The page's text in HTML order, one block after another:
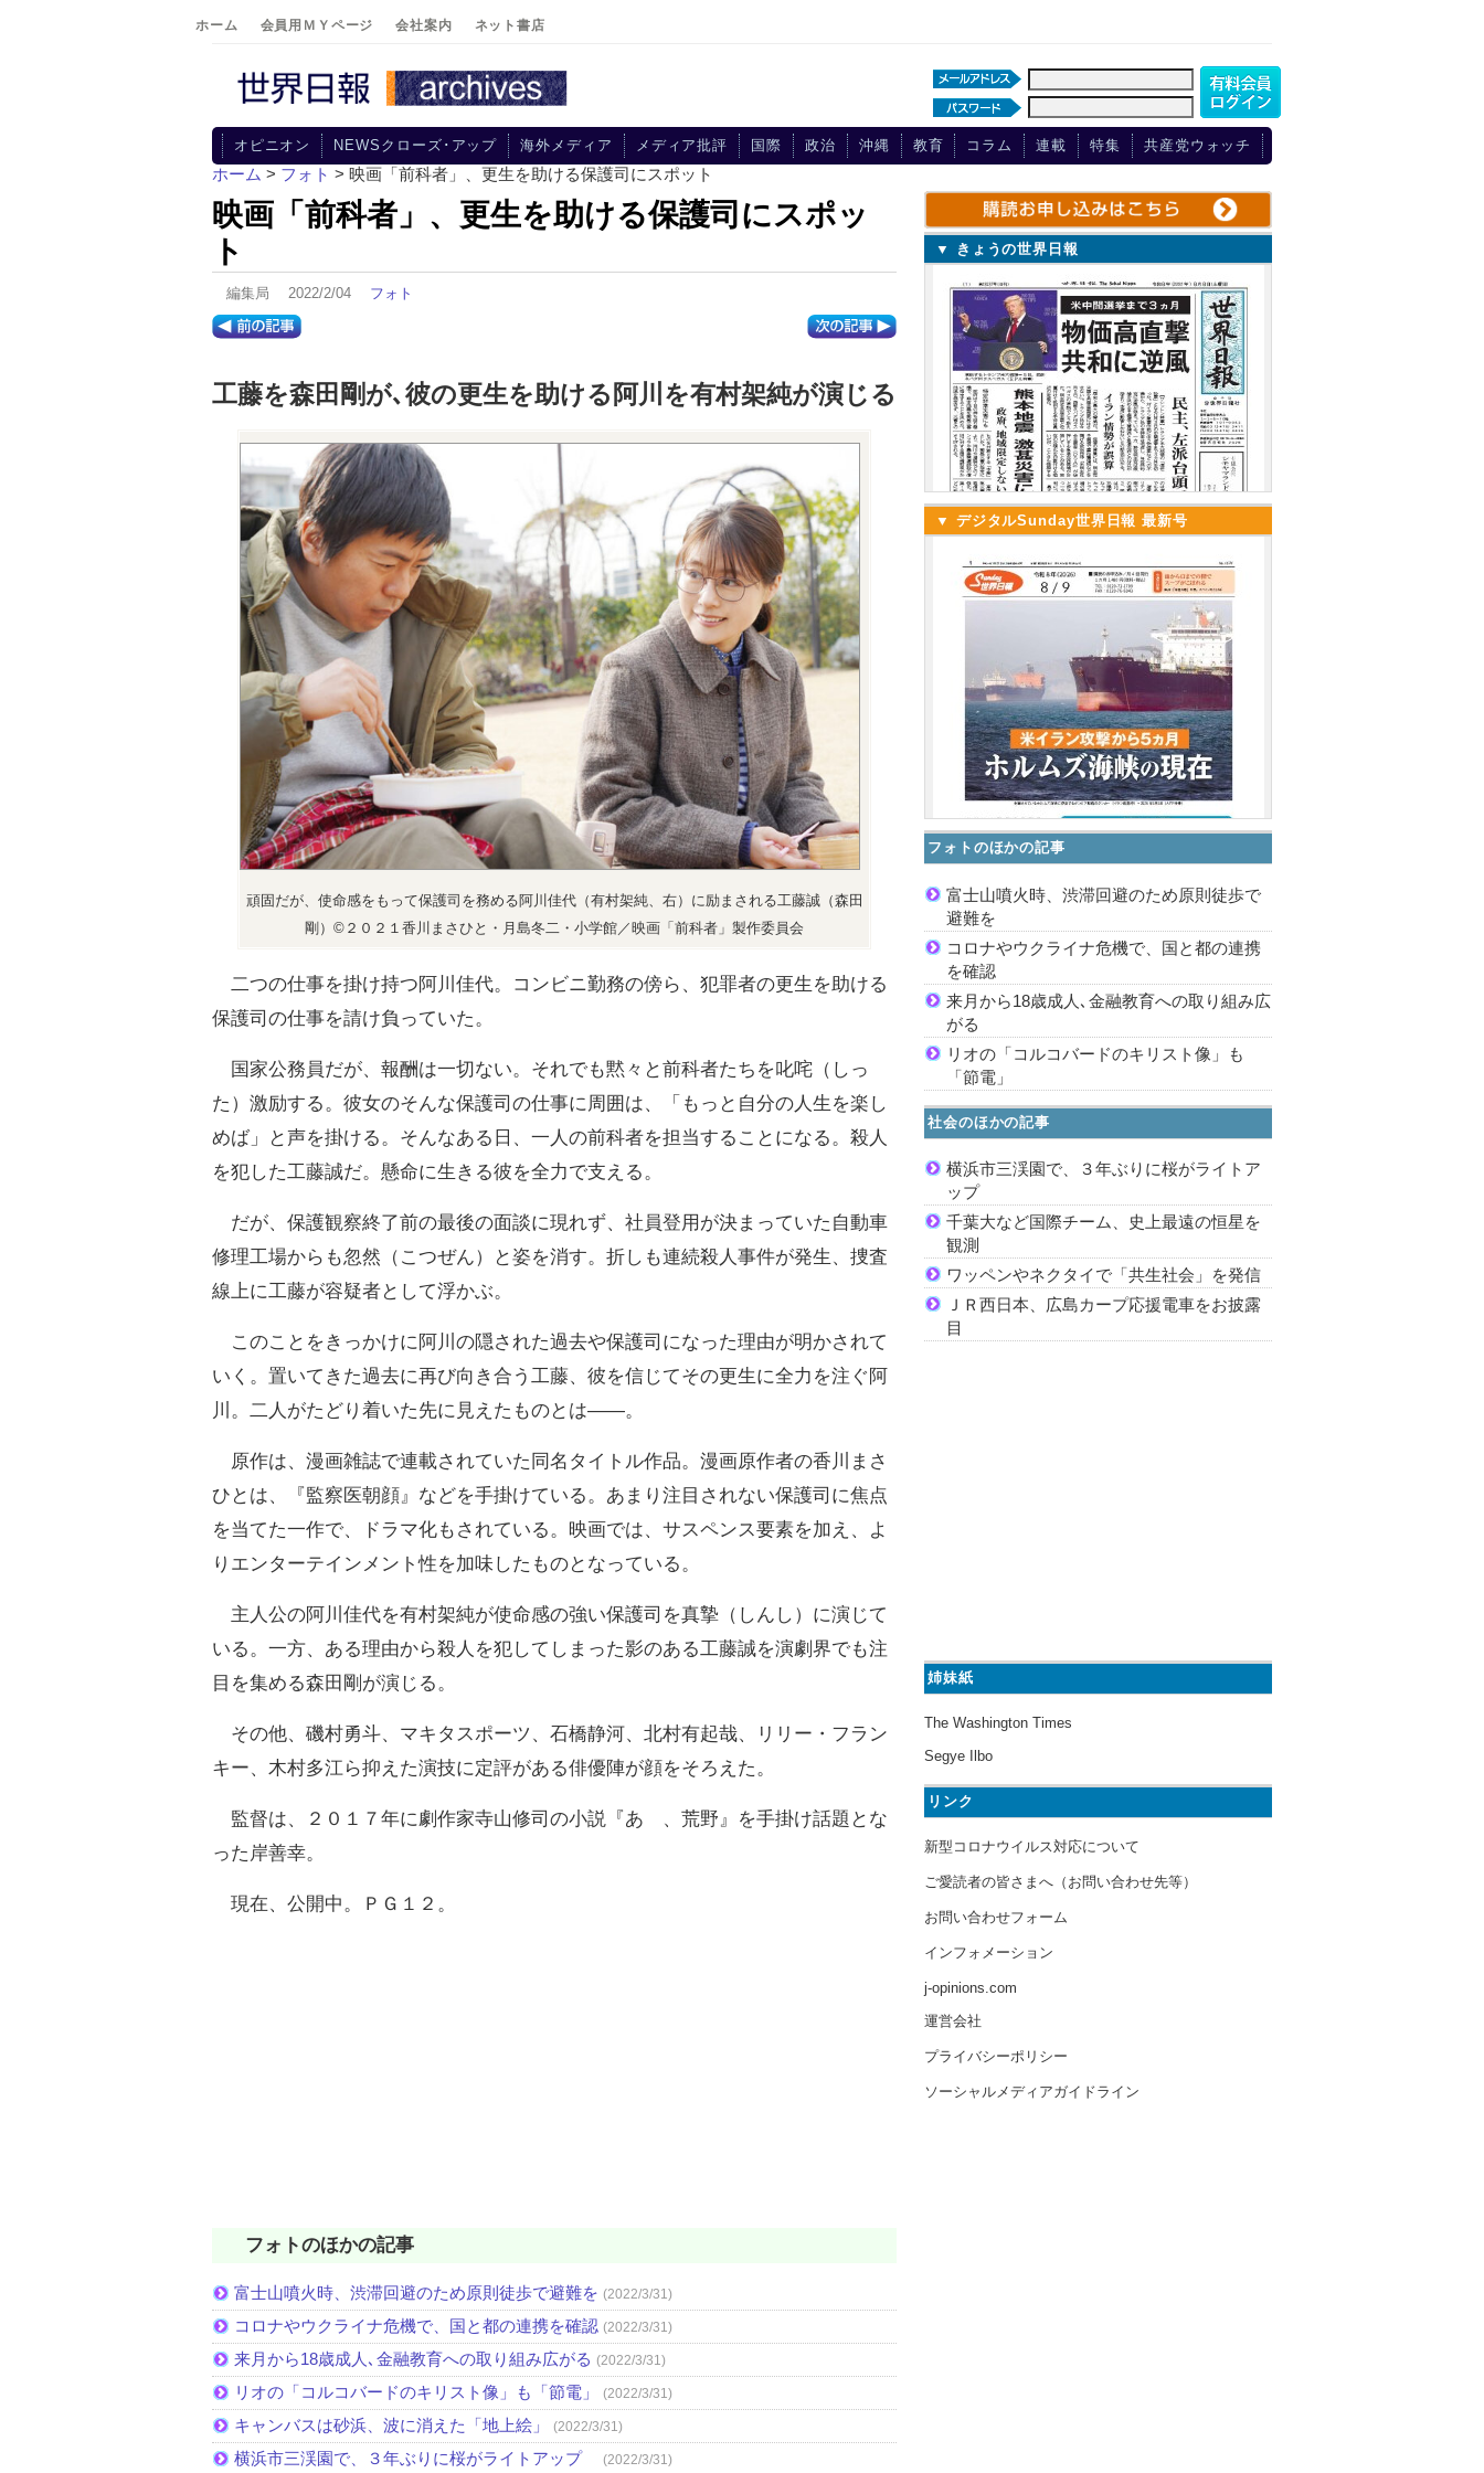
ホーム 会員用ＭＹページ 会社案内 ネット書店
オピニオン NEWSクローズ･アップ 海外メディア メディア批評 国際 政治 沖縄 教育 コラム 連載 特集 共産党ウォッチ
ホーム > フォト > 映画「前科者」、更生を助ける保護司にスポット
映画「前科者」、更生を助ける保護司にスポッ
ト
編集局 2022/2/04 フォト
工藤を森田剛が､彼の更生を助ける阿川を有村架純が演じる
頑固だが、使命感をもって保護司を務める阿川佳代（有村架純、右）に励まされる工藤誠（森田
剛）©２０２１香川まさひと・月島冬二・小学館／映画「前科者」製作委員会
二つの仕事を掛け持つ阿川佳代。コンビニ勤務の傍ら、犯罪者の更生を助ける
保護司の仕事を請け負っていた。
国家公務員だが、報酬は一切ない。それでも黙々と前科者たちを叱咤（しっ
た）激励する。彼女のそんな保護司の仕事に周囲は、「もっと自分の人生を楽し
めば」と声を掛ける。そんなある日、一人の前科者を担当することになる。殺人
を犯した工藤誠だ。懸命に生きる彼を全力で支える。
だが、保護観察終了前の最後の面談に現れず、社員登用が決まっていた自動車
修理工場からも忽然（こつぜん）と姿を消す。折しも連続殺人事件が発生、捜査
線上に工藤が容疑者として浮かぶ。
このことをきっかけに阿川の隠された過去や保護司になった理由が明かされて
いく。置いてきた過去に再び向き合う工藤、彼を信じてその更生に全力を注ぐ阿
川。二人がたどり着いた先に見えたものとは――。
原作は、漫画雑誌で連載されていた同名タイトル作品。漫画原作者の香川まさ
ひとは、『監察医朝顔』などを手掛けている。あまり注目されない保護司に焦点
を当てた一作で、ドラマ化もされている。映画では、サスペンス要素を加え、よ
りエンターテインメント性を加味したものとなっている。
主人公の阿川佳代を有村架純が使命感の強い保護司を真摯（しんし）に演じて
いる。一方、ある理由から殺人を犯してしまった影のある工藤誠を演劇界でも注
目を集める森田剛が演じる。
その他、磯村勇斗、マキタスポーツ、石橋静河、北村有起哉、リリー・フラン
キー、木村多江ら抑えた演技に定評がある俳優陣が顔をそろえた。
監督は、２０１７年に劇作家寺山修司の小説『あゝ、荒野』を手掛け話題とな
った岸善幸。
現在、公開中。ＰＧ１２。
フォトのほかの記事
富士山噴火時、渋滞回避のため原則徒歩で避難を (2022/3/31)
コロナやウクライナ危機で、国と都の連携を確認 (2022/3/31)
来月から18歳成人､金融教育への取り組み広がる (2022/3/31)
リオの「コルコバードのキリスト像」も「節電」 (2022/3/31)
キャンバスは砂浜、波に消えた「地上絵」 (2022/3/31)
横浜市三渓園で、３年ぶりに桜がライトアップ (2022/3/31)
▼ きょうの世界日報
▼ デジタルSunday世界日報 最新号
フォトのほかの記事
富士山噴火時、渋滞回避のため原則徒歩で
避難を
コロナやウクライナ危機で、国と都の連携
を確認
来月から18歳成人､金融教育への取り組み広
がる
リオの「コルコバードのキリスト像」も
「節電」
社会のほかの記事
横浜市三渓園で、３年ぶりに桜がライトア
ップ
千葉大など国際チーム、史上最遠の恒星を
観測
ワッペンやネクタイで「共生社会」を発信
ＪＲ西日本、広島カープ応援電車をお披露
目
姉妹紙
The Washington Times
Segye Ilbo
リンク
新型コロナウイルス対応について
ご愛読者の皆さまへ（お問い合わせ先等）
お問い合わせフォーム
インフォメーション
j-opinions.com
運営会社
プライバシーポリシー
ソーシャルメディアガイドライン